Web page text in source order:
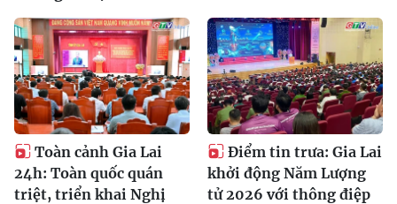
Toàn cảnh Gia Lai
24h: Toàn quốc quán
triệt, triển khai Nghị
Điểm tin trưa: Gia Lai
khởi động Năm Lượng
tử 2026 với thông điệp